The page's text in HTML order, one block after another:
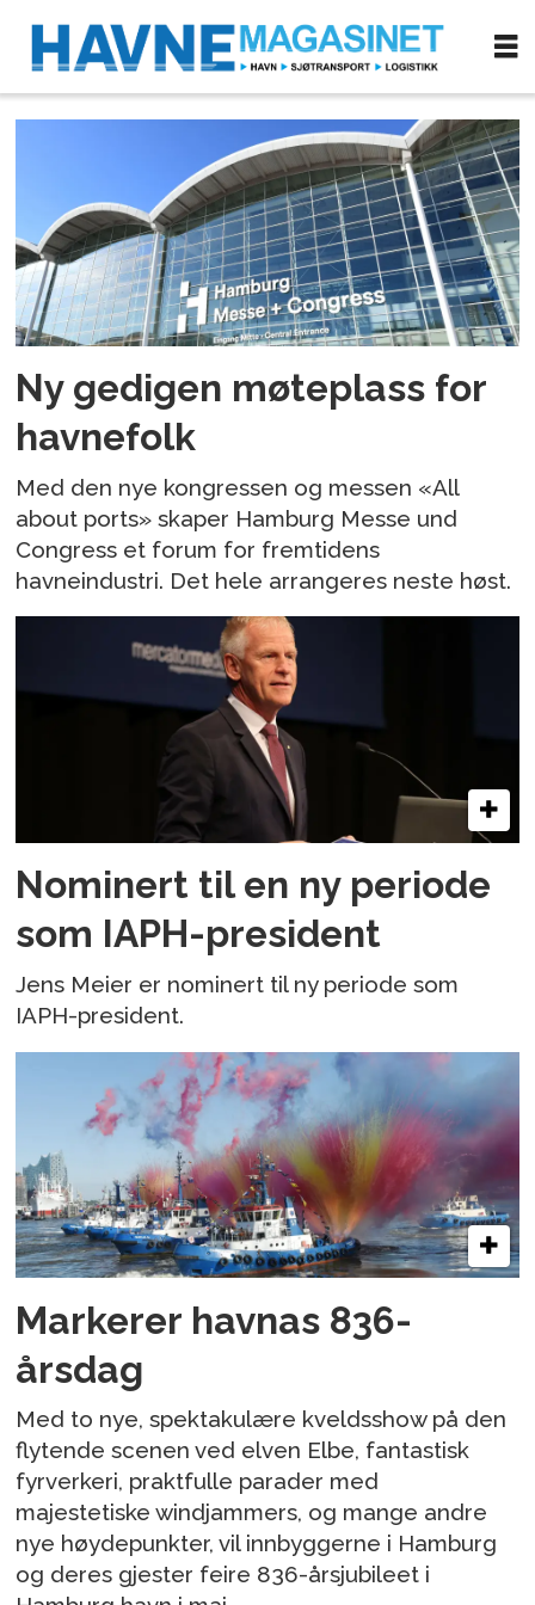
hamburg
havn
Ny gedigen møteplass for
havnefolk
Med den nye kongressen og messen «All
about ports» skaper Hamburg Messe und
Congress et forum for fremtidens
havneindustri. Det hele arrangeres neste høst.
Nominert til en ny periode
som IAPH-president
Jens Meier er nominert til ny periode som
IAPH-president.
Markerer havnas 836-
årsdag
Med to nye, spektakulære kveldsshow på den
flytende scenen ved elven Elbe, fantastisk
fyrverkeri, praktfulle parader med
majestetiske windjammers, og mange andre
nye høydepunkter, vil innbyggerne i Hamburg
og deres gjester feire 836-årsjubileet i